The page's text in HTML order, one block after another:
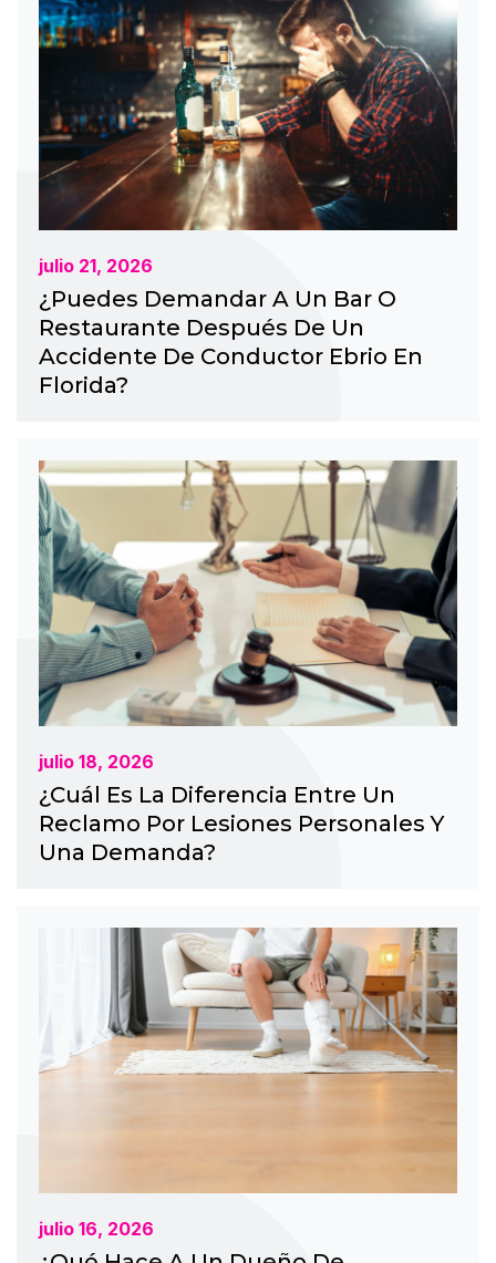
julio 21, 2026
¿Puedes Demandar A Un Bar O
Restaurante Después De Un
Accidente De Conductor Ebrio En
Florida?
julio 18, 2026
¿Cuál Es La Diferencia Entre Un
Reclamo Por Lesiones Personales Y
Una Demanda?
julio 16, 2026